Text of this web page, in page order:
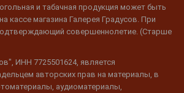
и табачная продукция может быть
кассе магазина Галерея Градусов. При
совершеннолетие. (Старше
ИНН 7725501624, является
авторских прав на материалы, в
аудиоматериалы,